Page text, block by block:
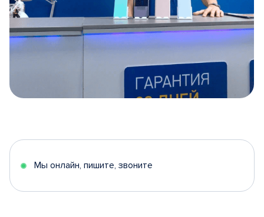
5
Мы онлайн, пишите, звоните